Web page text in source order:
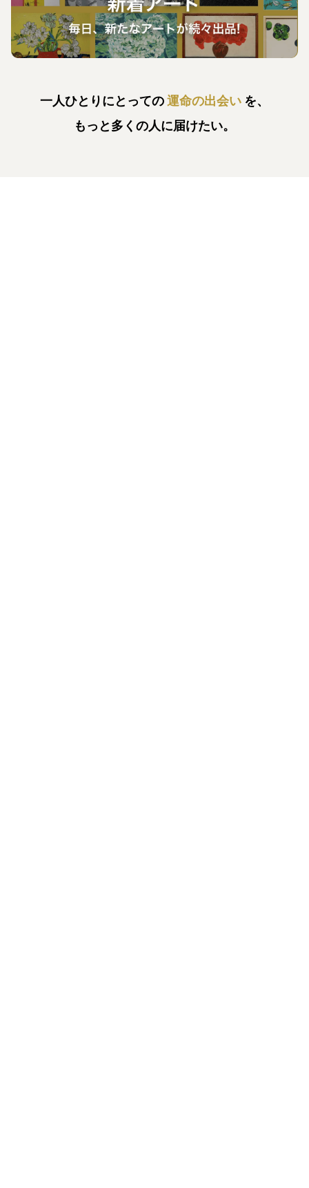
一人ひとりにとっての運命の出会い を、
もっと多くの人に届けたい。